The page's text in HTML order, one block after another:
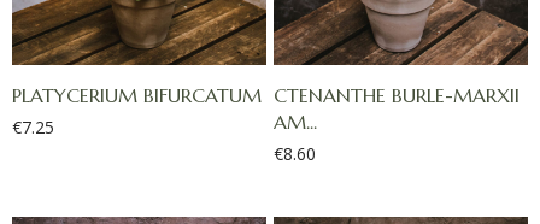
PLATYCERIUM BIFURCATUM
€7.25
CTENANTHE BURLE-MARXII
AM...
€8.60